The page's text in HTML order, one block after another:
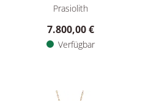
Prasiolith
7.800,00 €
Verfügbar